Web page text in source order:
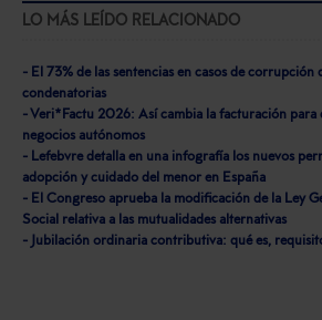
LO MÁS LEÍDO RELACIONADO
- El 73% de las sentencias en casos de
condenatorias
- Veri*Factu 2026: Así cambia la facturación para
negocios autónomos
- Lefebvre detalla en una infografía los nuevos
adopción y cuidado del menor en España
- El Congreso aprueba la modificación de la Ley
Social relativa a las mutualidades alternativas
- Jubilación ordinaria contributiva: qué es,